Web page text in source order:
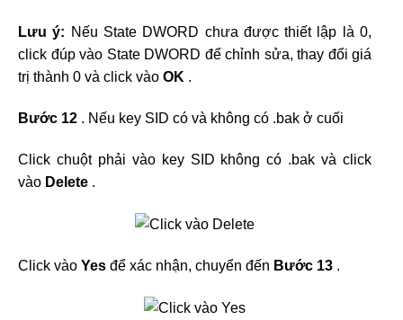
Lưu ý: Nếu State DWORD chưa được thiết lập là 0,
click đúp vào State DWORD để chỉnh sửa, thay đổi giá
trị thành 0 và click vào OK .
Bước 12 . Nếu key SID có và không có .bak ở cuối
Click chuột phải vào key SID không có .bak và click
vào Delete .
Click vào Yes để xác nhận, chuyển đến Bước 13 .